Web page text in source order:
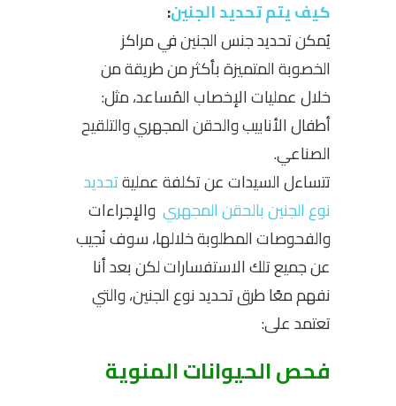
كيف يتم تحديد الجنين:
يُمكن تحديد جنس الجنين في مراكز
الخصوبة المتميزة بأكثر من طريقة من
خلال عمليات الإخصاب المُساعد، مثل:
أطفال الأنابيب والحقن المجهري والتلقيح
الصناعي.
تتساءل السيدات عنتكلفة عمليةتحديد
نوع الجنين بالحقن المجهري والإجراءات
والفحوصات المطلوبة خلالها، سوف نُجيب
عن جميع تلك الاستفسارات لكن بعد أنا
نفهم معًا طرق تحديد نوع الجنين، والتي
تعتمد على:
فحص الحيوانات المنوية